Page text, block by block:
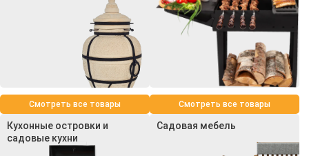
Смотреть все товары Смотреть все товары
Кухонные островки и
садовые кухни
Садовая мебель